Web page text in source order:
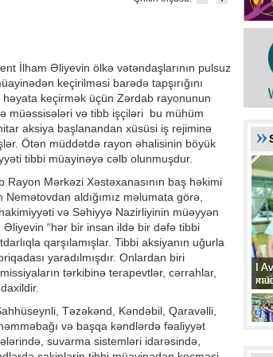
İlham Əliyevin ölkə vətəndaşlarının pulsuz
keçirilməsi barədə tapşırığını
həyata keçirmək üçün Zərdab rayonunun
müəssisələri və tibb işçiləri bu mühüm
aksiya başlanandan xüsüsi iş rejiminə
Ötən müddətdə rayon əhalisinin böyük
tibbi müayinəyə cəlb olunmuşdur.
Rayon Mərkəzi Xəstəxanasının baş həkimi
Nemətovdan aldığımız məlumata görə,
və Səhiyyə Nazirliyinin müəyyən
Əliyevin “hər bir insan ildə bir dəfə tibbi
qarşılamışlar. Tibbi aksiyanın uğurla
yaradılmışdır. Onlardan biri
tərkibinə terapevtlər, cərrahlar,
Təzəkənd, Kəndəbil, Qaravəlli,
və başqa kəndlərdə fəaliyyət
suvarma sistemləri idarəsində,
II